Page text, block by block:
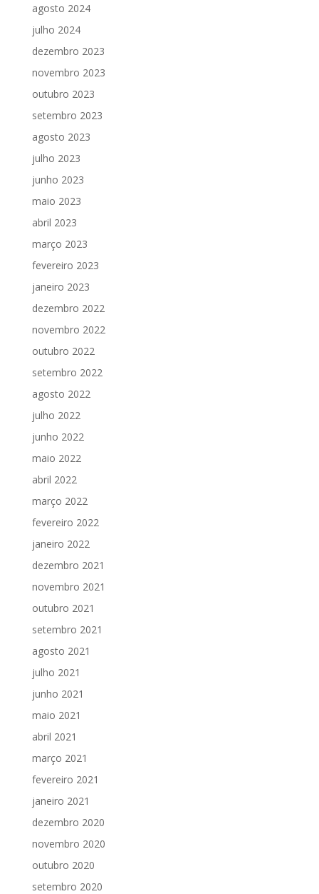
agosto 2024
julho 2024
dezembro 2023
novembro 2023
outubro 2023
setembro 2023
agosto 2023
julho 2023
junho 2023
maio 2023
abril 2023
março 2023
fevereiro 2023
janeiro 2023
dezembro 2022
novembro 2022
outubro 2022
setembro 2022
agosto 2022
julho 2022
junho 2022
maio 2022
abril 2022
março 2022
fevereiro 2022
janeiro 2022
dezembro 2021
novembro 2021
outubro 2021
setembro 2021
agosto 2021
julho 2021
junho 2021
maio 2021
abril 2021
março 2021
fevereiro 2021
janeiro 2021
dezembro 2020
novembro 2020
outubro 2020
setembro 2020